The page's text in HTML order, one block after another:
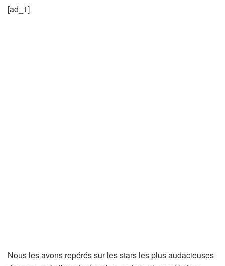
[ad_1]
Nous les avons repérés sur les stars les plus audacieuses